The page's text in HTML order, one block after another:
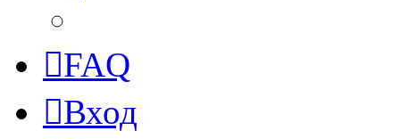
FAQ
Вход